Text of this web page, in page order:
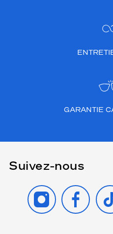
GARANTIE
Suivez-nous
INSTAGRAMFACEBOOK